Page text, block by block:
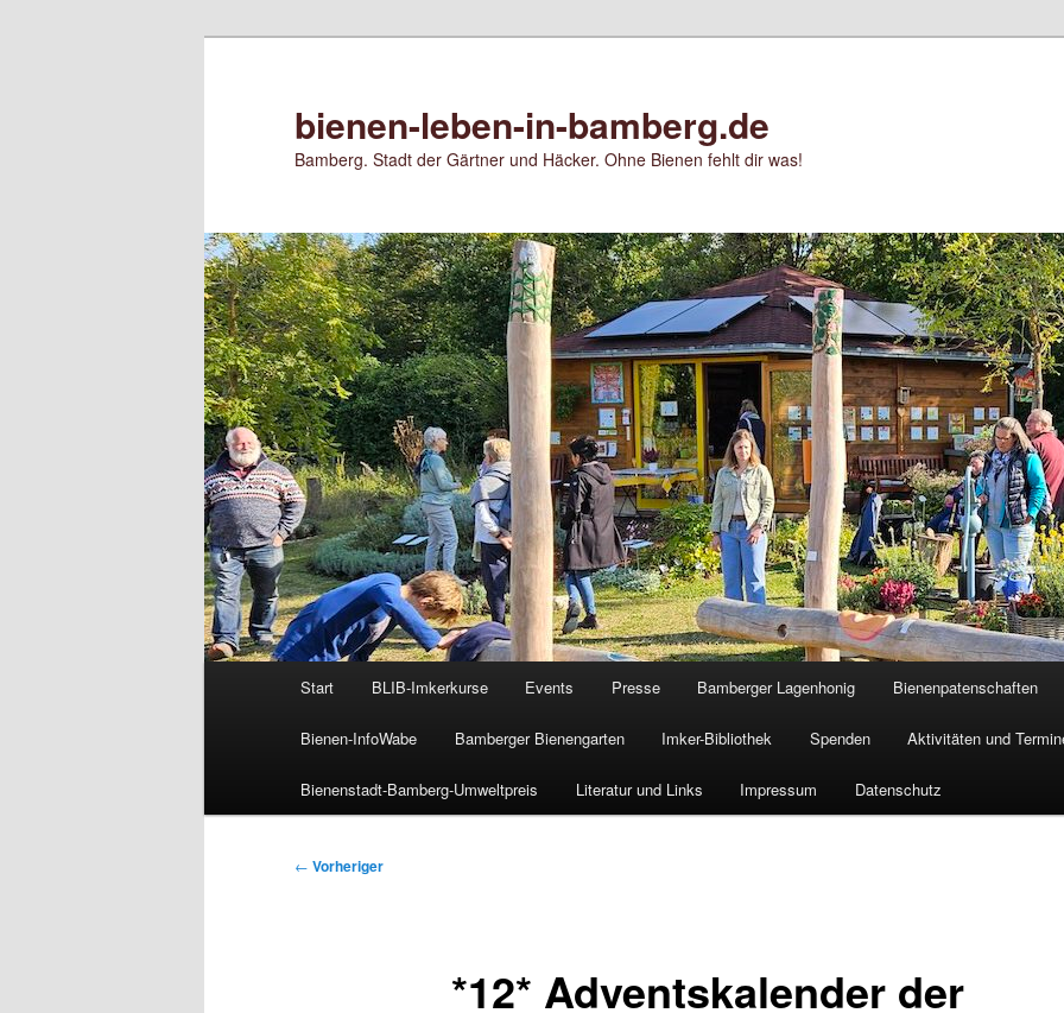
bienen-leben-in-bamberg.de
Bamberg. Stadt der Gärtner und Häcker. Ohne Bienen fehlt dir was!
Start BLIB-Imkerkurse Events Presse Bamberger Lagenhonig Bienenpatenschaften
Bienen-InfoWabe Bamberger Bienengarten Imker-Bibliothek Spenden Aktivitäten und
Bienenstadt-Bamberg-Umweltpreis Literatur und Links Impressum Datenschutz
Beitragsnavigation
← Vorheriger
*12* Adventskalender der